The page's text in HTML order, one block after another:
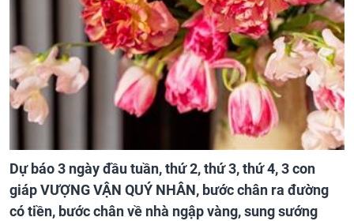
Dự báo 3 ngày đầu tuần, thứ 2, thứ 3, thứ 4, 3 con
giáp VƯỢNG VẬN QUÝ NHÂN, bước chân ra đường
có tiền, bước chân về nhà ngập vàng, sung sướng